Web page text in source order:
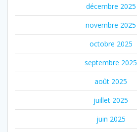
décembre 2025
novembre 2025
octobre 2025
septembre 2025
août 2025
juillet 2025
juin 2025